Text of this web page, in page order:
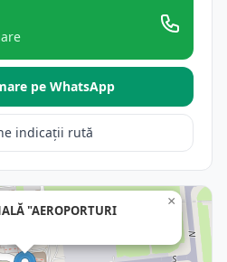
pe WhatsApp
indicații rută
"AEROPORTURI
×